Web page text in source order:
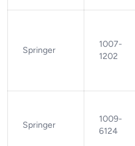
Springer
1007-
1202
Springer
1009-
6124